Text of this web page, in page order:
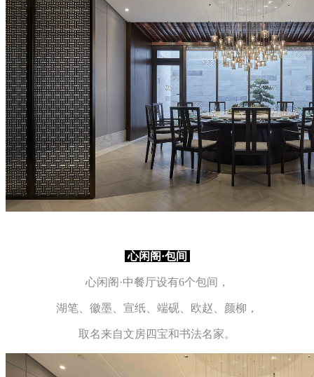
心闲阁·包间
心闲阁·中餐厅设有6个包间，
湖笔、徽墨、宣纸、端砚、欧赵、颜柳，
取名来自文房四宝和书法名家。